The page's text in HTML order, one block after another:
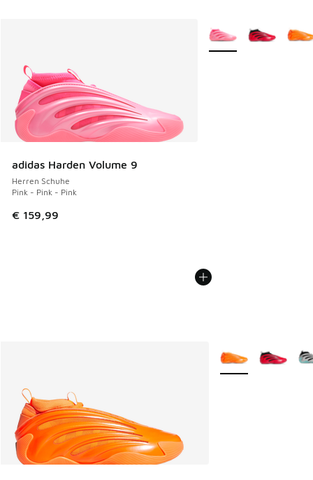
adidas Harden Volume 9
Herren Schuhe
Pink - Pink - Pink
€ 159,99
Weitere Farben
Weitere Farben